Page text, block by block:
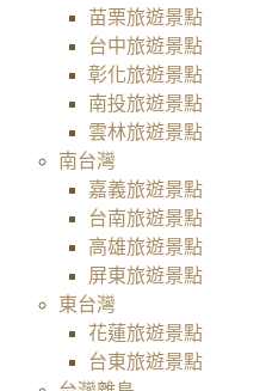
苗栗旅遊景點
台中旅遊景點
彰化旅遊景點
南投旅遊景點
雲林旅遊景點
南台灣
嘉義旅遊景點
台南旅遊景點
高雄旅遊景點
屏東旅遊景點
東台灣
花蓮旅遊景點
台東旅遊景點